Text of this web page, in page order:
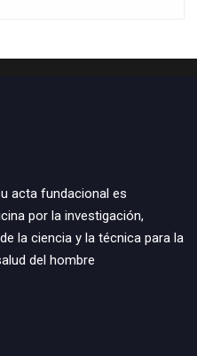
acta fundacional es
por la investigación,
la ciencia y la técnica para la
del hombre